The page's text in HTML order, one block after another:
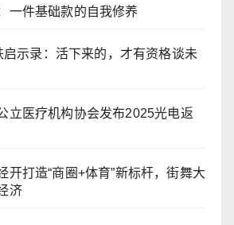
一件基础款的自我修养
启示录：活下来的，才有资格谈未
立医疗机构协会发布2025光电返
开打造“商圈+体育”新标杆，街舞大
济